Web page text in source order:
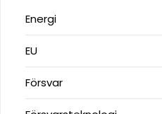
Energi
EU
Försvar